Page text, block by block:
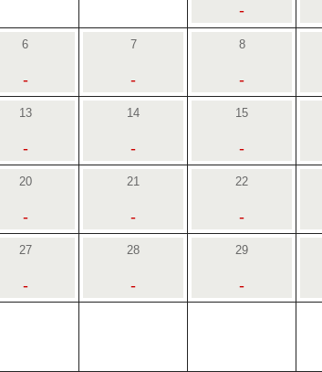
-
6
-
7
-
8
-
13
-
14
-
15
-
20
-
21
-
22
-
27
-
28
-
29
-